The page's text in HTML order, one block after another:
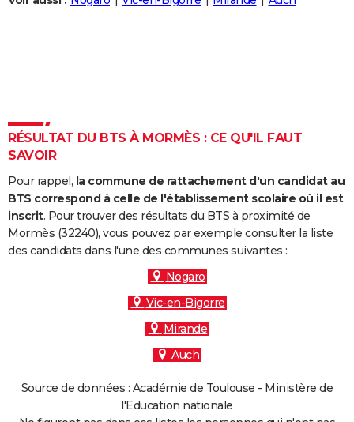
Carte de Noël
Carte Bonne année
Carte Saint-Valentin
Carte Pâques
Carte d'anniversaire
Dictionnaire
Biographies
Citations
Expressions
Proverbes
PROGRAMME TV
COPAINS D'AVANT
S'inscrire
Se connecter
Lycées
Collèges
Primaires
Universités
Entreprises
Service militaire
Avis de recherche
AVIS DE DÉCÈS
RÉSULTAT DU BTS À MORMÈS : CE QU'IL FAUT
SAVOIR
Pour rappel, la commune de rattachement d'un candidat au
BTS correspond à celle de l'établissement scolaire où il est
inscrit. Pour trouver des résultats du BTS à proximité de
Mormès (32240), vous pouvez par exemple consulter la liste
des candidats dans l'une des communes suivantes :
Nogaro
Vic-en-Bigorre
Mirande
Auch
Source de données : Académie de Toulouse - Ministère de
l'Education nationale